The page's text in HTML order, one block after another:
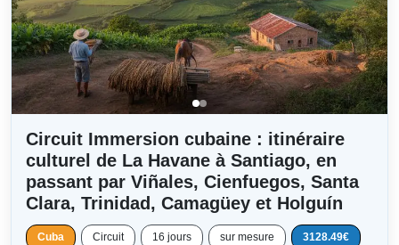
Circuit Immersion cubaine : itinéraire
culturel de La Havane à Santiago, en
passant par Viñales, Cienfuegos, Santa
Clara, Trinidad, Camagüey et Holguín
Cuba Circuit 16 jours sur mesure 3128.49€